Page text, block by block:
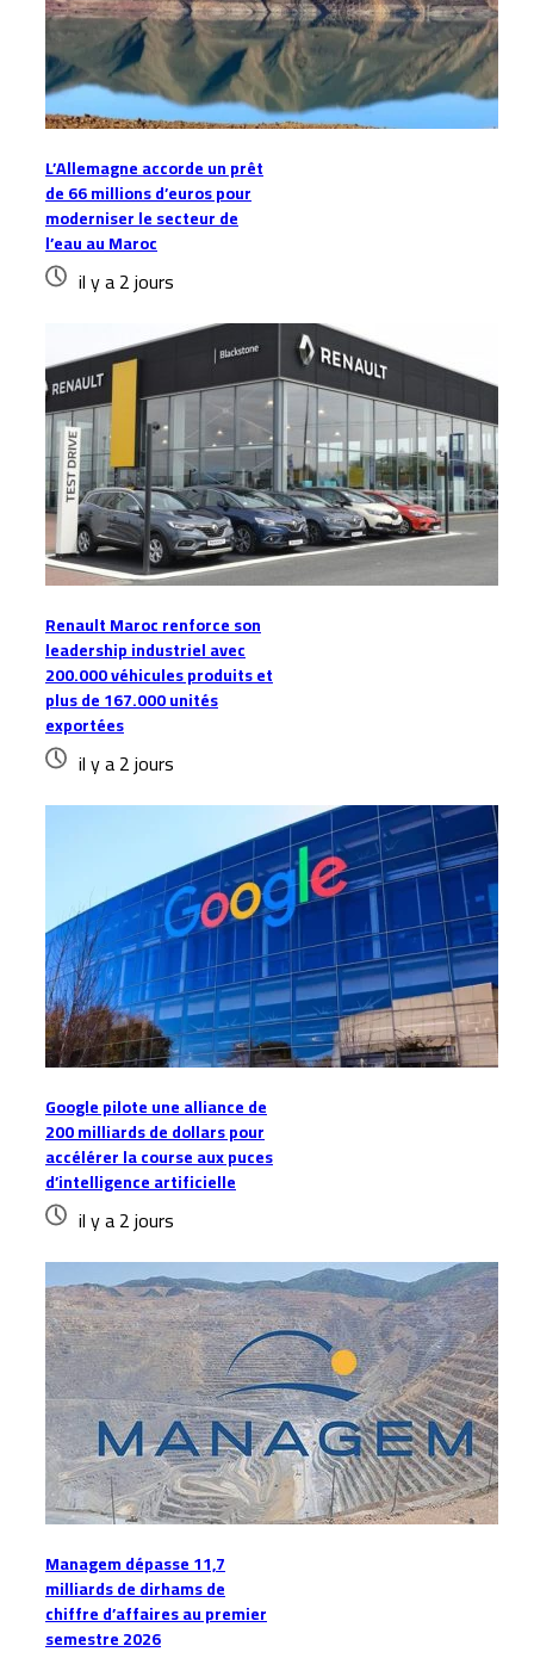
L’Allemagne accorde un prêt
de 66 millions d’euros pour
moderniser le secteur de
l’eau au Maroc
il y a 2 jours
Renault Maroc renforce son
leadership industriel avec
200.000 véhicules produits et
plus de 167.000 unités
exportées
il y a 2 jours
Google pilote une alliance de
200 milliards de dollars pour
accélérer la course aux puces
d’intelligence artificielle
il y a 2 jours
Managem dépasse 11,7
milliards de dirhams de
chiffre d’affaires au premier
semestre 2026